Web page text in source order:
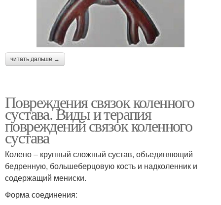
читать дальше →
Повреждения связок коленного
сустава. Виды и терапия
повреждений связок коленного
сустава
Колено – крупный сложный сустав, объединяющий
бедренную, большеберцовую кость и надколенник и
содержащий мениски.
Форма соединения: